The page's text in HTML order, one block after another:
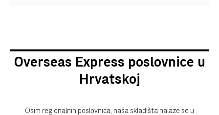
Overseas Express poslovnice u
Hrvatskoj
Osim regionalnih poslovnica, naša skladišta nalaze se u